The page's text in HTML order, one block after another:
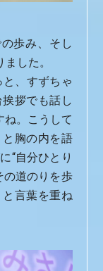
歩み、そし
した。
、すずちゃ
拶でも話し
ね。こうして
胸の内を語
“自分ひとり
の道のりを歩
言葉を重ね